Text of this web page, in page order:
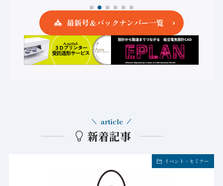
最新号＆バックナンバー一覧
新着記事
article
イベント・セミナー